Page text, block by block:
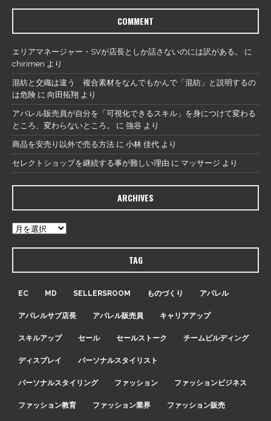
COMMENT
エリアマネージャー・SVが店長としか話さないのには訳がある。
に
chirimen より
混紡と交織は違う 複合素材をなんでもかんで「混紡」と説明するの
は危険 に 向田拓翔 より
アパレル販売員が自分を「可視化できるスキル」を身につけて変わる
ところ、変わらないところ。
に 強谷 より
商品を安売り以外で売る方法 に 小林 佳代 より
セレクトショップを継続する事が難しい理由 に マッサージ より
ARCHIVES
TAG
EC MD SELLERSROOM ものづくり アパレル
アパレルサブ店長 アパレル販売員 キャリアアップ
スキルアップ セール セールストーク チームビルディング
ディスプレイ パーソナルスタイリスト
パーソナルスタイリング ファッション ファッションビジネス
ファッション教育 ファッション業界 ファッション販売